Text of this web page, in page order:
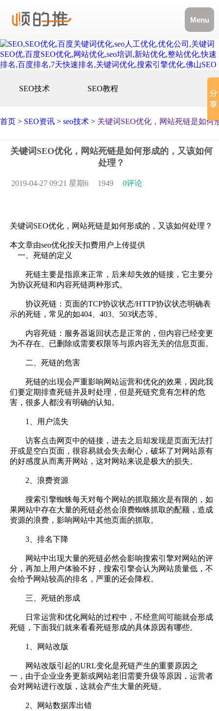
Menu
SEO技术 SEO教程
首页 > SEO资讯 > seo技术 > 关键词SEO优化，网站死链是如何
关键词SEO优化，网站死链是如何形成的，又该如何
处理？
2019-04-27 09:21 星期6 1949 0评论
关键词SEO优化，网站死链是如何形成的，又该如何处理？
本文章由seo优化按天扣费用户上传提供
一、死链的定义
死链主要是指原来正常，后来却失效的链接，它主要分
为协议死链和内容死链两种形式。
协议死链：页面的TCP协议状态/HTTP协议状态明确表
示的死链，常见的如404、403、503状态等。
内容死链：服务器返回状态是正常的，但内容已经变更
为不存在、已删除或需要权限等与原内容无关的信息页面。
二、死链的危害
死链的出现会严重影响网站运营和优化的效果，因此我
们要定期排查死链并及时处理，但是死链究竟有怎样的危
害，很多人都没有明确的认知。
1、用户流失
访客点击网页中的链接，进去之后却发现是页面无法打
开或是空白页面，很容易就会失去耐心，破坏了对网站原有
的好感度从而离开网站，这对网站来说是极大的损失。
2、浪费资源
搜索引擎蜘蛛每天对每个网站的抓取频次是有限的，如
果网站中存在大量的死链必然会浪费蜘蛛抓取的配额，造成
资源的浪费，影响网站中其他页面的抓取。
3、排名下降
网站中出现大量的死链必然会影响搜索引擎对网站的评
分，再加上用户体验不好，搜索引擎会认为网站质量低，不
会给予网站较高的排名，严重的还会降权。
三、死链的形成
日常运营和优化网站的过程中，不经意间可能就会形成
死链，下面我们就来看看死链形成的具体原因有哪些。
1、网站改版
网站改版引起的URL变化是死链产生的重要原因之
一，由于企业业务更新或网站老旧需要升级等原因，运营者
会对网站进行改版，这就会产生大量的死链。
2、网站数据库出错